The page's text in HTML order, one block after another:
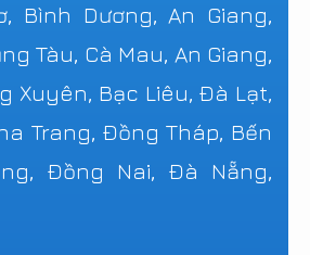
Bình Dương, An Giang,
Tàu, Cà Mau, An Giang,
Xuyên, Bạc Liêu, Đà Lạt,
Trang, Đồng Tháp, Bến
Đồng Nai, Đà Nẵng,